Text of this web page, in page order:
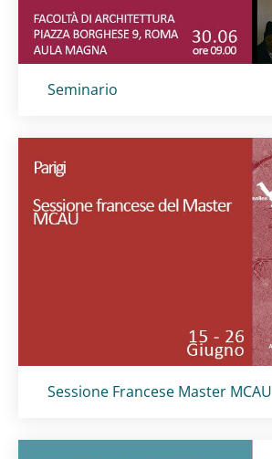
Titolo card
Seminario
Titolo card:
Sessione Francese Master MCAU